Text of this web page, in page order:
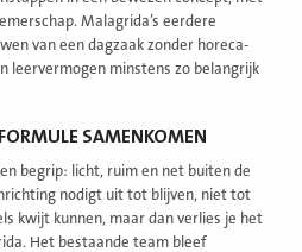
Malagrida’s eerdere
van een dagzaak zonder horeca-
leervermogen minstens zo belangrijk
SAMENKOMEN
begrip: licht, ruim en net buiten de
nodigt uit tot blijven, niet tot
kwijt kunnen, maar dan verlies je het
Het bestaande team bleef